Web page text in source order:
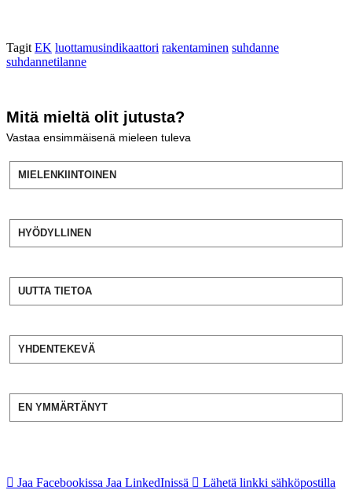
Tagit EK luottamusindikaattori rakentaminen suhdanne
suhdannetilanne
Mitä mieltä olit jutusta?
Vastaa ensimmäisenä mieleen tuleva
MIELENKIINTOINEN
HYÖDYLLINEN
UUTTA TIETOA
YHDENTEKEVÄ
EN YMMÄRTÄNYT
Jaa Facebookissa Jaa LinkedInissä Lähetä linkki sähköpostilla